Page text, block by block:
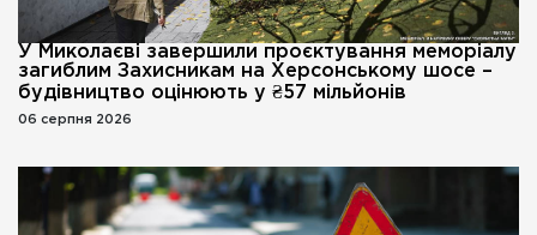
У Миколаєві завершили проєктування меморіалу
загиблим Захисникам на Херсонському шосе –
будівництво оцінюють у ₴57 мільйонів
06 серпня 2026